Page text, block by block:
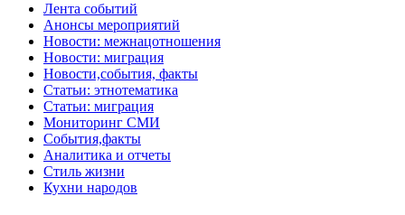
Лента событий
Анонсы мероприятий
Новости: межнацотношения
Новости: миграция
Новости,события, факты
Статьи: этнотематика
Статьи: миграция
Мониторинг СМИ
События,факты
Аналитика и отчеты
Стиль жизни
Кухни народов